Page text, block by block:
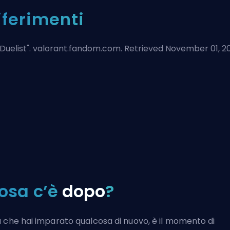
Duelist". valorant.fandom.com. Retrieved November 01,
c’è dopo?
che hai imparato qualcosa di nuovo, è il momento di